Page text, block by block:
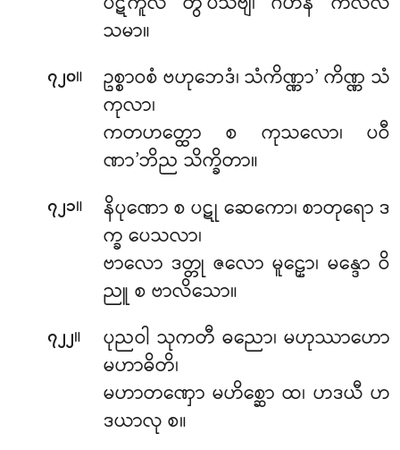
သမာ။
၇၂၀။ ဥစ္စာဝစံဗဟုဘေဒံ၊ သံကိဏ္ဏာ’ ကိဏ္ဏ သံ
ကုလာ၊
ကတဟတ္ထော စ ကုသလော၊ ပဝီ
ဏာ’ဘိည သိက္ခိတာ။
၇၂၁။
နိပုဏော စ ပဋု ဆေကော၊ စာတုရော ဒ
က္ခ ပေသလာ၊
ဗာလော ဒတ္တု ဇလော မူဠှော၊ မန္ဒော ဝိ
ညူ စ ဗာလိသော။
၇၂၂။
ပုညဝါ သုကတီ ဓညော၊ မဟုဿာဟော
မဟာဓိတိ၊
မဟာတဏှော မဟိစ္ဆော ထ၊ ဟဒယီ ဟ
ဒယာလု စ။